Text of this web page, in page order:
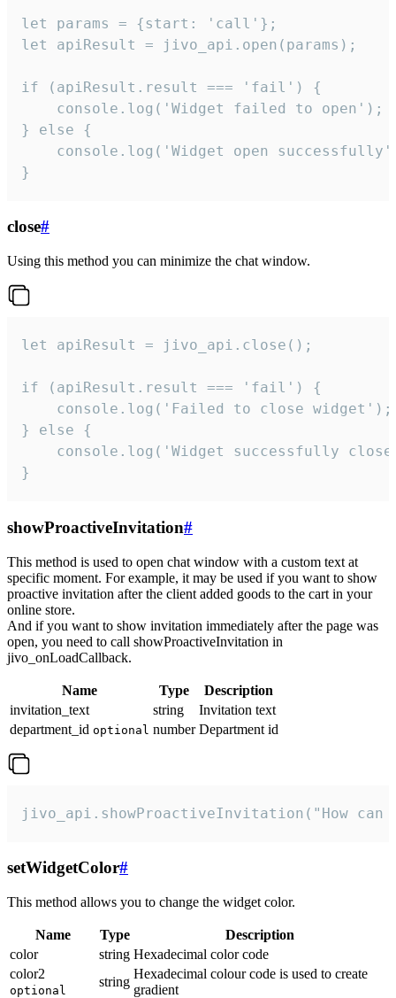
let params = {start: 'call'};
let apiResult = jivo_api.open(params);
if (apiResult.result === 'fail') {
    console.log('Widget failed to open');
} else {
console.log('Widget open
}
close#
Using this method you can minimize the chat window.
let apiResult = jivo_api.close();
if (apiResult.result === 'fail') {
    console.log('Failed to close widget');
} else {
console.log('Widget successfully
}
showProactiveInvitation#
This method is used to open chat window with a custom text at
specific moment. For example, it may be used if you want to show
proactive invitation after the client added goods to the cart in your
online store.
And if you want to show invitation immediately after the page was
open, you need to call showProactiveInvitation in
jivo_onLoadCallback.
Name Type
Description
invitation_text
string
Invitation text
department_id optional number Department id
jivo_api.showProactiveInvitation("How
setWidgetColor#
This method allows you to change the widget color.
Name Type
Description
color
string Hexadecimal color code
color2
optional
string
Hexadecimal colour code is used to create
gradient